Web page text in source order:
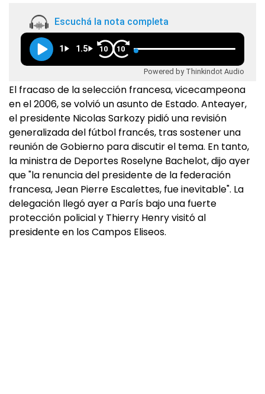
Escuchá la nota completa
1 1.5 10 10
Powered by Thinkindot Audio
El fracaso de la selección francesa, vicecampeona
en el 2006, se volvió un asunto de Estado. Anteayer,
el presidente Nicolas Sarkozy pidió una revisión
generalizada del fútbol francés, tras sostener una
reunión de Gobierno para discutir el tema. En tanto,
la ministra de Deportes Roselyne Bachelot, dijo ayer
que "la renuncia del presidente de la federación
francesa, Jean Pierre Escalettes, fue inevitable". La
delegación llegó ayer a París bajo una fuerte
protección policial y Thierry Henry visitó al
presidente en los Campos Eliseos.